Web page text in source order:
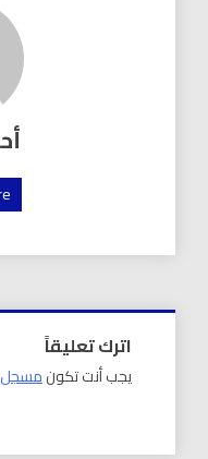
اترك تعليقاً
يجب أنت تكونمسجل